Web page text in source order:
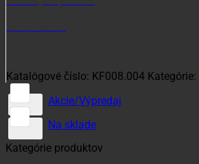
Katalógové číslo: KF008.004 Kategórie:
Akcie/Výpredaj
Na sklade
Kategórie produktov